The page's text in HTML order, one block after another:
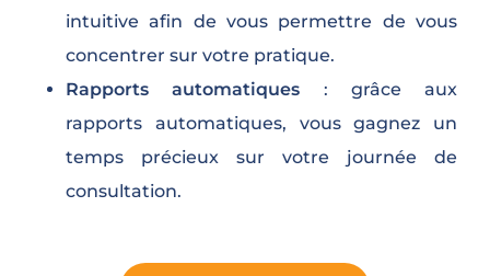
intuitive afin de vous permettre de vous
concentrer sur votre pratique.
Rapports automatiques : grâce aux
rapports automatiques, vous gagnez un
temps précieux sur votre journée de
consultation.